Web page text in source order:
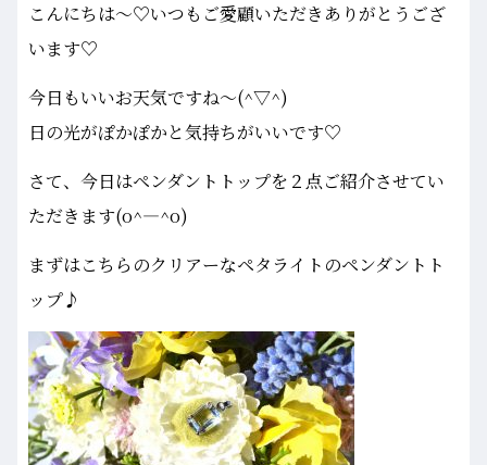
こんにちは～♡いつもご愛顧いただきありがとうござ
います♡
今日もいいお天気ですね～(^▽^)
日の光がぽかぽかと気持ちがいいです♡
さて、今日はペンダントトップを２点ご紹介させてい
ただきます(o^―^o)
まずはこちらのクリアーなペタライトのペンダントト
ップ♪